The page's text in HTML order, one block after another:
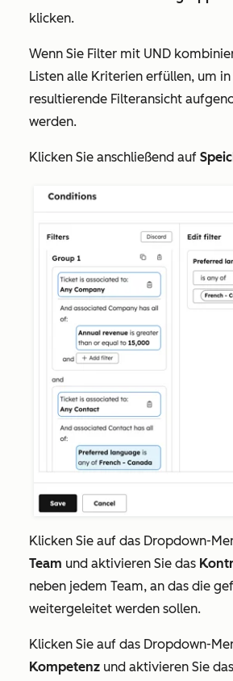
klicken.
Wenn Sie Filter mit UND
Listen alle Kriterien erfüllen, um
resultierende Filteransicht
werden.
Klicken Sie anschließend auf
Klicken Sie auf das Dropdown-
Team und aktivieren Sie das
neben jedem Team, an das die
weitergeleitet werden sollen.
Klicken Sie auf das Dropdown-
Kompetenz und aktivieren Sie das